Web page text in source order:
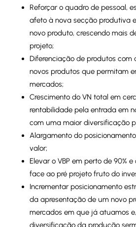
Reforçar o quadro de pessoal,
afeto à nova secção produtiva
novo produto, crescendo mais
projeto;
Diferenciação de produtos com
novos produtos que permitam
mercados;
Crescimento do VN total em
rentabilidade pela entrada em
com uma maior diversificação
Alargamento do
valor;
Elevar o VBP em perto de 90% e
face ao pré projeto fruto do
Incrementar posicionamento
da apresentação de um novo
mercados em que já atuamos
diversificação da produção